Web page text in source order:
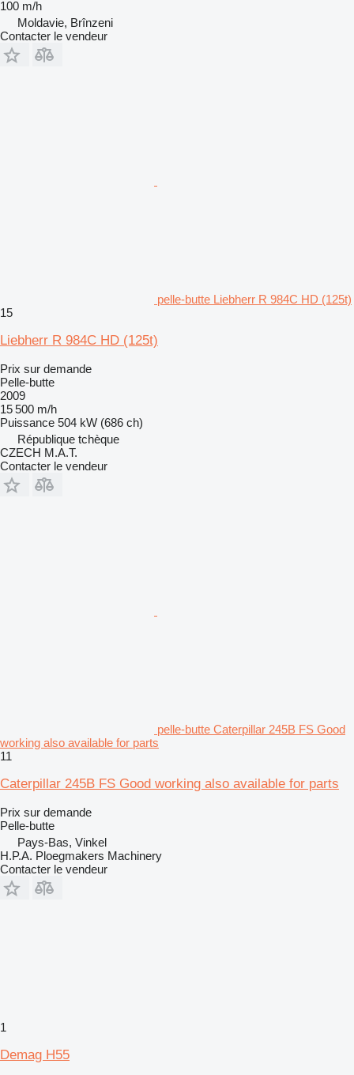
100 m/h
Moldavie, Brînzeni
Contacter le vendeur
pelle-butte Liebherr R 984C HD (125t)
15
Liebherr R 984C HD (125t)
Prix sur demande
Pelle-butte
2009
15 500 m/h
Puissance 504 kW (686 ch)
République tchèque
CZECH M.A.T.
Contacter le vendeur
pelle-butte Caterpillar 245B FS Good
working also available for parts
11
Caterpillar 245B FS Good working also available for parts
Prix sur demande
Pelle-butte
Pays-Bas, Vinkel
H.P.A. Ploegmakers Machinery
Contacter le vendeur
1
Demag H55